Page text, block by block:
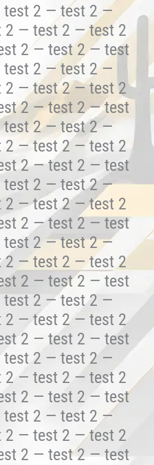
2 — test 2 —
— test 2 — test 2
2 — test 2 — test
2 — test 2 —
— test 2 — test 2
2 — test 2 — test
2 — test 2 —
— test 2 — test 2
2 — test 2 — test
2 — test 2 —
— test 2 — test 2
2 — test 2 — test
2 — test 2 —
— test 2 — test 2
2 — test 2 — test
2 — test 2 —
— test 2 — test 2
2 — test 2 — test
2 — test 2 —
— test 2 — test 2
2 — test 2 — test
2 — test 2 —
— test 2 — test 2
2 — test 2 — test